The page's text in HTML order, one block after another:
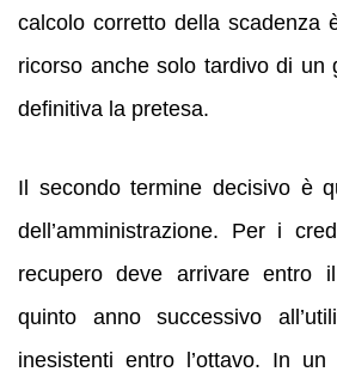
calcolo corretto della scadenza
ricorso anche solo tardivo di un
definitiva la pretesa.
Il secondo termine decisivo è
dell’amministrazione. Per i
recupero deve arrivare entro
quinto anno successivo
inesistenti entro l’ottavo. In un